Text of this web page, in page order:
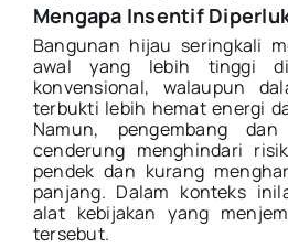
Mengapa Insentif
Bangunan hijau seringkali
awal yang lebih tinggi
konvensional, walaupun
terbukti lebih hemat energi
Namun, pengembang
cenderung menghindari
pendek dan kurang
panjang. Dalam konteks
alat kebijakan yang
tersebut.